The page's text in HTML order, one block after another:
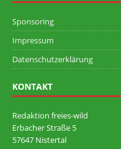
Sponsoring
Impressum
Datenschutzerklärung
KONTAKT
Redaktion freies-wild
Erbacher Straße 5
57647 Nistertal